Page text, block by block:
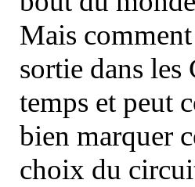
Mais
sortie dans les
temps et peut
bien marquer
choix du